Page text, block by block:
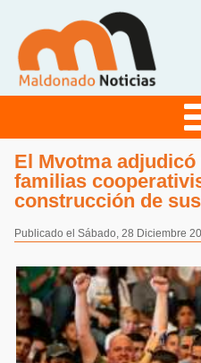
El Mvotma
familias
construcción de
Publicado el Sábado, 28 Diciembre